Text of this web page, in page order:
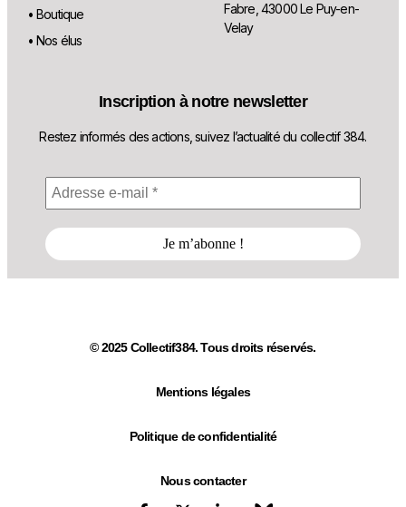
• Boutique
• Nos élus
Fabre, 43000 Le Puy-en-
Velay
Inscription à notre newsletter
Restez informés des actions, suivez l’actualité du collectif 384.
© 2025 Collectif384. Tous droits réservés.
Mentions légales
Politique de confidentialité
Nous contacter